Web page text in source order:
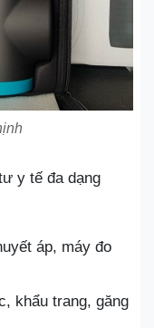
y tế đa dạng
áp, máy đo
khẩu trang, găng